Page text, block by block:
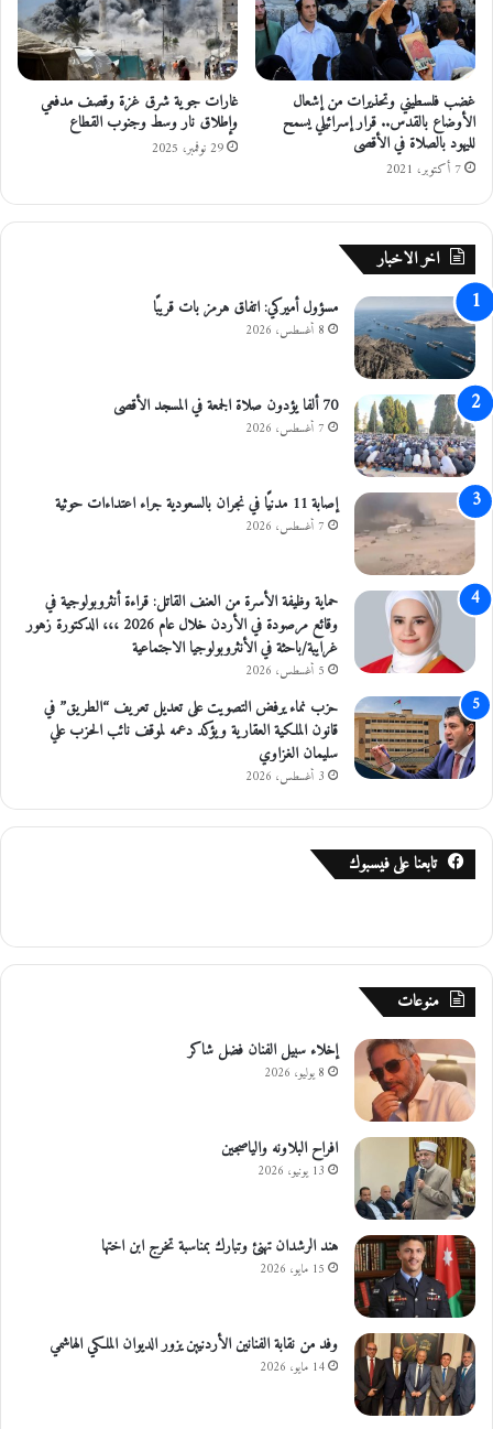
ب
ع
ا
م
ا
ل
ت
ل
ق
ل
ق
ح
أ
س
ت
ر
ا
ز
ي
ن
ي
ك
غضب فلسطيني وتحذيرات من إشعال
الأوضاع بالقدس.. قرار إسرائيلي يسمح
لليهود بالصلاة في الأقصى
7 أكتوبر، 2021
غارات جوية شرق غزة وقصف مدفعي
وإطلاق نار وسط وجنوب القطاع
29 نوفمبر، 2025
اخر الاخبار
مسؤول أميركي: اتفاق هرمز بات قريبًا
8 أغسطس، 2026
70 ألفا يؤدون صلاة الجمعة في المسجد الأقصى
7 أغسطس، 2026
إصابة 11 مدنيًا في نجران بالسعودية جراء اعتداءات حوثية
7 أغسطس، 2026
حماية وظيفة الأسرة من العنف القاتل: قراءة أنثروبولوجية في
وقائع مرصودة في الأردن خلال عام 2026 ،،، الدكتورة زهور
غرايبة/باحثة في الأنثروبولوجيا الاجتماعية
5 أغسطس، 2026
حزب نماء يرفض التصويت على تعديل تعريف “الطريق” في
قانون الملكية العقارية ويؤكد دعمه لموقف نائب الحزب علي
سليمان الغزاوي
3 أغسطس، 2026
تابعنا على فيسبوك
منوعات
إخلاء سبيل الفنان فضل شاكر
8 يوليو، 2026
افراح البلاونه والياصجين
13 يونيو، 2026
هند الرشدان تهنئ وتبارك بمناسبة تخرج ابن اختها
15 مايو، 2026
وفد من نقابة الفنانين الأردنيين يزور الديوان الملكي الهاشمي
14 مايو، 2026